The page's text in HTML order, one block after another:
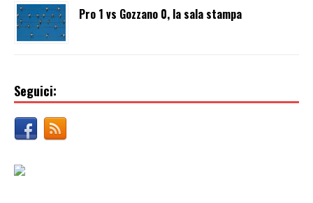
Pro 1 vs Gozzano 0, la sala stampa
Seguici: